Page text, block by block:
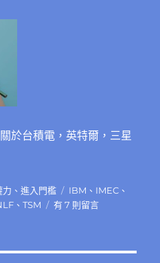
於台積電，英特爾，三星
力 、進入門檻
標
籤
IBM 、 IMEC 、
、TSM
在
有 7 則留言